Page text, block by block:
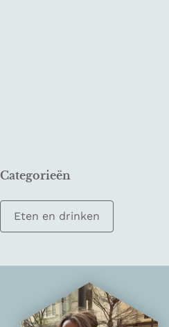
Categorieën
Eten en drinken